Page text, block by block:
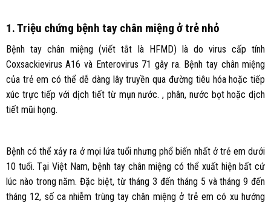
1. Triệu chứng bệnh tay chân miệng ở trẻ nhỏ
Bệnh tay chân miệng (viết tắt là HFMD) là do virus cấp tính
Coxsackievirus A16 và Enterovirus 71 gây ra. Bệnh tay chân miệng
của trẻ em có thể dễ dàng lây truyền qua đường tiêu hóa hoặc tiếp
xúc trực tiếp với dịch tiết từ mụn nước. , phân, nước bọt hoặc dịch
tiết mũi họng.
Bệnh có thể xảy ra ở mọi lứa tuổi nhưng phổ biến nhất ở trẻ em dưới
10 tuổi. Tại Việt Nam, bệnh tay chân miệng có thể xuất hiện bất cứ
lúc nào trong năm. Đặc biệt, từ tháng 3 đến tháng 5 và tháng 9 đến
tháng 12, số ca nhiễm trùng tay chân miệng ở trẻ em có xu hướng